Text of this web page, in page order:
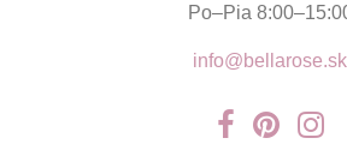
Po–Pia
info@bellarose.sk